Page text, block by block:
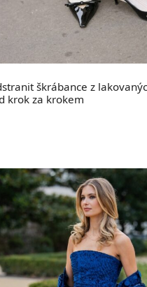
škrábance z
krok za krokem